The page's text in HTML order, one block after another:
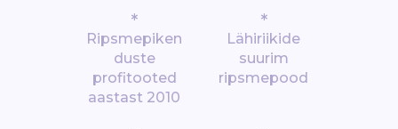
*
Ripsmepiken
duste
profitooted
aastast 2010
*
Lähiriikide
suurim
ripsmepood